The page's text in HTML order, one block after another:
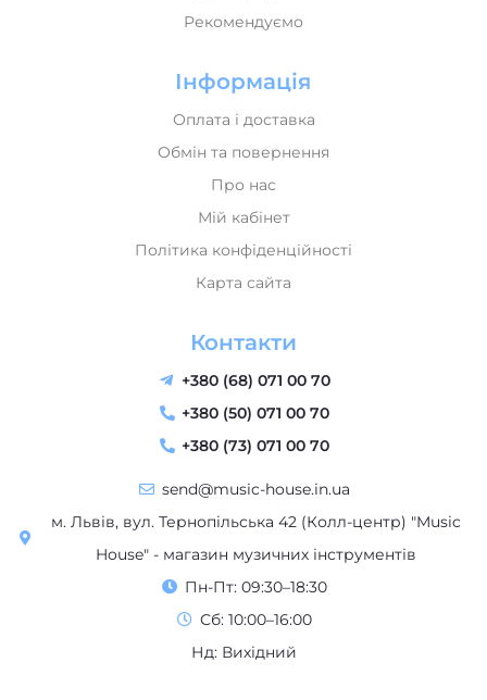
Рекомендуємо
Інформація
Оплата і доставка
Обмін та повернення
Про нас
Мій кабінет
Політика конфіденційності
Карта сайта
Контакти
+380 (68) 071 00 70
+380 (50) 071 00 70
+380 (73) 071 00 70
send@music-house.in.ua
м. Львів, вул. Тернопільська 42 (Колл-центр) "Music
House" - магазин музичних інструментів
Пн-Пт: 09:30–18:30
Сб: 10:00–16:00
Нд: Вихідний